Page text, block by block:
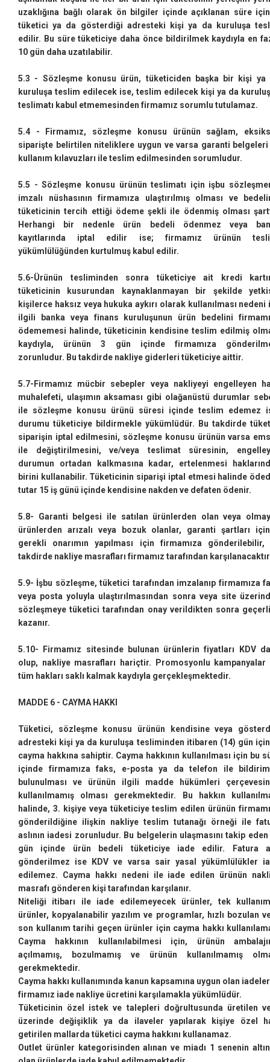
uzaklığına bağlı olarak ön bilgiler içinde açıklanan süre
tüketici ya da gösterdiği adresteki kişi ya da kuruluşa
edilir. Bu süre tüketiciye daha önce bildirilmek kaydıyla en
10 gün daha uzatılabilir.
5.3 - Sözleşme konusu ürün, tüketiciden başka bir kişi ya
kuruluşa teslim edilecek ise, teslim edilecek kişi ya da
teslimatı kabul etmemesinden firmamız sorumlu tutulamaz.
5.4 - Firmamız, sözleşme konusu ürünün sağlam,
siparişte belirtilen niteliklere uygun ve varsa garanti belgeleri
kullanım kılavuzları ile teslim edilmesinden sorumludur.
5.5 - Sözleşme konusu ürünün teslimatı için işbu
imzalı nüshasının firmamıza ulaştırılmış olması ve
tüketicinin tercih ettiği ödeme şekli ile ödenmiş olması
Herhangi bir nedenle ürün bedeli ödenmez veya
kayıtlarında iptal edilir ise; firmamız ürünün
yükümlülüğünden kurtulmuş kabul edilir.
5.6-Ürünün tesliminden sonra tüketiciye ait kredi
tüketicinin kusurundan kaynaklanmayan bir şekilde
kişilerce haksız veya hukuka aykırı olarak kullanılması nedeni
ilgili banka veya finans kuruluşunun ürün bedelini
ödememesi halinde, tüketicinin kendisine teslim edilmiş
kaydıyla, ürünün 3 gün içinde firmamıza
zorunludur. Bu takdirde nakliye giderleri tüketiciye aittir.
5.7-Firmamız mücbir sebepler veya nakliyeyi engelleyen
muhalefeti, ulaşımın aksaması gibi olağanüstü durumlar
ile sözleşme konusu ürünü süresi içinde teslim edemez
durumu tüketiciye bildirmekle yükümlüdür. Bu takdirde
siparişin iptal edilmesini, sözleşme konusu ürünün varsa
ile değiştirilmesini, ve/veya teslimat süresinin,
durumun ortadan kalkmasına kadar, ertelenmesi
birini kullanabilir. Tüketicinin siparişi iptal etmesi halinde
tutar 15 iş günü içinde kendisine nakden ve defaten ödenir.
5.8- Garanti belgesi ile satılan ürünlerden olan veya
ürünlerden arızalı veya bozuk olanlar, garanti şartları
gerekli onarımın yapılması için firmamıza gönderilebilir,
takdirde nakliye masrafları firmamız tarafından
5.9- İşbu sözleşme, tüketici tarafından imzalanıp firmamıza
veya posta yoluyla ulaştırılmasından sonra veya site
sözleşmeye tüketici tarafından onay verildikten sonra
kazanır.
5.10- Firmamız sitesinde bulunan ürünlerin fiyatları KDV
olup, nakliye masrafları hariçtir. Promosyonlu kampanyalar
tüm hakları saklı kalmak kaydıyla gerçekleşmektedir.
MADDE 6 - CAYMA HAKKI
Tüketici, sözleşme konusu ürünün kendisine veya
adresteki kişi ya da kuruluşa tesliminden itibaren (14) gün
cayma hakkına sahiptir. Cayma hakkının kullanılması için bu
içinde firmamıza faks, e-posta ya da telefon ile
bulunulması ve ürünün ilgili madde hükümleri
kullanılmamış olması gerekmektedir. Bu hakkın
halinde, 3. kişiye veya tüketiciye teslim edilen ürünün
gönderildiğine ilişkin nakliye teslim tutanağı örneği ile
aslının iadesi zorunludur. Bu belgelerin ulaşmasını takip eden
gün içinde ürün bedeli tüketiciye iade edilir. Fatura
gönderilmez ise KDV ve varsa sair yasal yükümlülükler
edilemez. Cayma hakkı nedeni ile iade edilen ürünün
masrafı gönderen kişi tarafından karşılanır.
Niteliği itibarı ile iade edilemeyecek ürünler, tek
ürünler, kopyalanabilir yazılım ve programlar, hızlı bozulan
son kullanım tarihi geçen ürünler için cayma hakkı
Cayma hakkının kullanılabilmesi için, ürünün
açılmamış, bozulmamış ve ürünün kullanılmamış
gerekmektedir.
Cayma hakkı kullanımında kanun kapsamına uygun olan
firmamız iade nakliye ücretini karşılamakla yükümlüdür.
Tüketicinin özel istek ve talepleri doğrultusunda üretilen
üzerinde değişiklik ya da ilaveler yapılarak kişiye özel
getirilen mallarda tüketici cayma hakkını kullanamaz.
Outlet ürünler kategorisinden alınan ve miadı 1 senenin